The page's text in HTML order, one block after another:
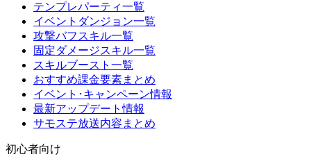
テンプレパーティ一覧
イベントダンジョン一覧
攻撃バフスキル一覧
固定ダメージスキル一覧
スキルブースト一覧
おすすめ課金要素まとめ
イベント･キャンペーン情報
最新アップデート情報
サモステ放送内容まとめ
初心者向け